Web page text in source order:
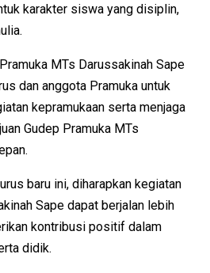
karakter siswa yang disiplin,
MTs Darussakinah Sape
dan anggota Pramuka untuk
kepramukaan serta menjaga
Gudep Pramuka MTs
baru ini, diharapkan kegiatan
Sape dapat berjalan lebih
kontribusi positif dalam
didik.